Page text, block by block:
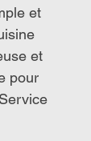
et
et
pour